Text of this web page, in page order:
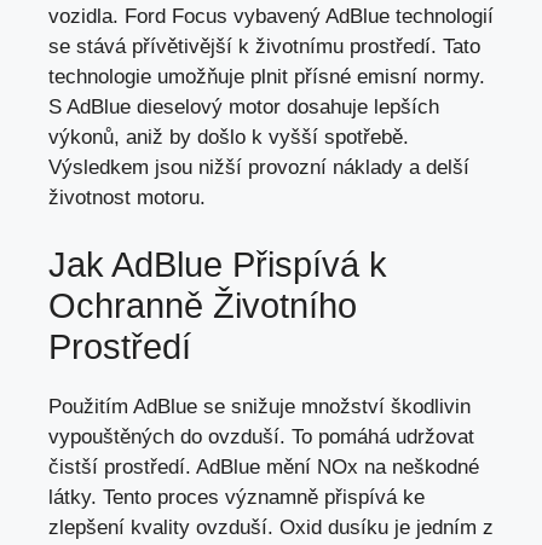
vozidla. Ford Focus vybavený AdBlue technologií
se stává přívětivější k životnímu prostředí. Tato
technologie umožňuje plnit přísné emisní normy.
S AdBlue dieselový motor dosahuje lepších
výkonů, aniž by došlo k vyšší spotřebě.
Výsledkem jsou nižší provozní náklady a delší
životnost motoru.
Jak AdBlue Přispívá k
Ochranně Životního
Prostředí
Použitím AdBlue se snižuje množství škodlivin
vypouštěných do ovzduší. To pomáhá udržovat
čistší prostředí. AdBlue mění NOx na neškodné
látky. Tento proces významně přispívá ke
zlepšení kvality ovzduší. Oxid dusíku je jedním z